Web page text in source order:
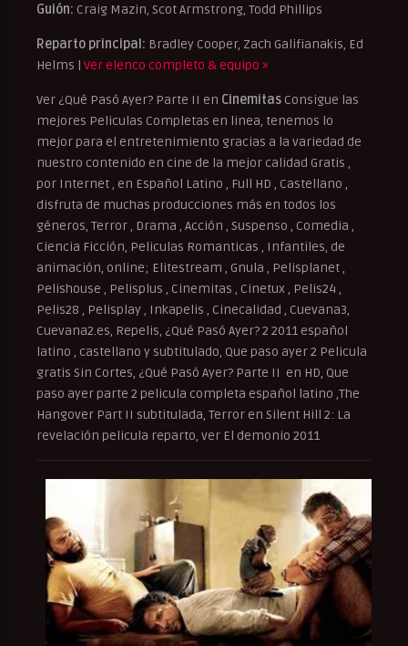
Guión: Craig Mazin, Scot Armstrong, Todd Phillips
Reparto principal: Bradley Cooper, Zach Galifianakis, Ed
Helms | Ver elenco completo & equipo »
Ver ¿Qué Pasó Ayer? Parte II en Cinemitas Consigue las
mejores Peliculas Completas en linea, tenemos lo
mejor para el entretenimiento gracias a la variedad de
nuestro contenido en cine de la mejor calidad Gratis ,
por Internet , en Español Latino , Full HD , Castellano ,
disfruta de muchas producciones más en todos los
géneros, Terror , Drama , Acción , Suspenso , Comedia ,
Ciencia Ficción, Peliculas Romanticas , Infantiles, de
animación, online; Elitestream , Gnula , Pelisplanet ,
Pelishouse , Pelisplus , Cinemitas , Cinetux , Pelis24 ,
Pelis28 , Pelisplay , Inkapelis , Cinecalidad , Cuevana3,
Cuevana2.es, Repelis, ¿Qué Pasó Ayer? 2 2011 español
latino , castellano y subtitulado, Que paso ayer 2 Pelicula
gratis Sin Cortes, ¿Qué Pasó Ayer? Parte II en HD, Que
paso ayer parte 2 pelicula completa español latino ,The
Hangover Part II subtitulada, Terror en Silent Hill 2: La
revelación pelicula reparto, ver El demonio 2011